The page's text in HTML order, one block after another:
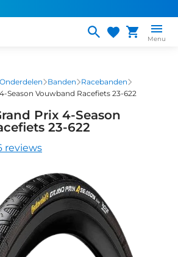
Menu
Onderdelen Banden
Racebanden
Season Vouwband Racefiets 23-622
Prix 4-Season
23-622
reviews